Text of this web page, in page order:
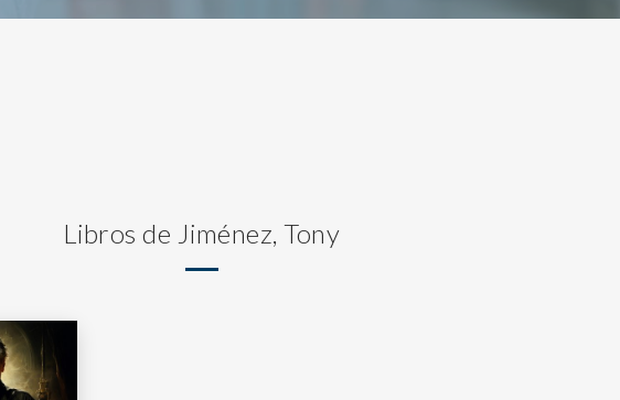
Libros de Jiménez, Tony